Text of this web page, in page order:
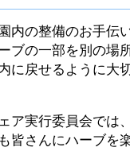
内の整備のお手伝
ブの一部を別の場
に戻せるように大
ア実行委員会では
皆さんにハーブを